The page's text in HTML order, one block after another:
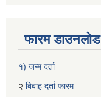
फारम
१) जन्म दर्ता
२ बिबाह दर्ता फारम